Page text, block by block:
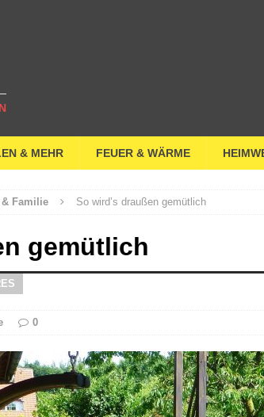
& MEHR FEUER & WÄRME
& Familie So wird’s draußen gemütlich
gemütlich
0